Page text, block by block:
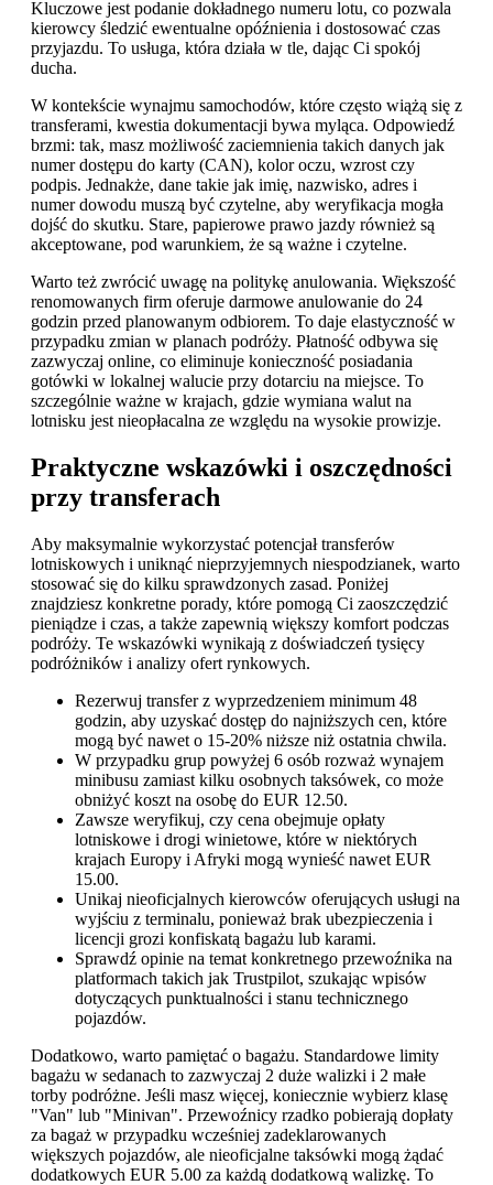
Kluczowe jest podanie dokładnego numeru lotu, co pozwala
kierowcy śledzić ewentualne opóźnienia i dostosować czas
przyjazdu. To usługa, która działa w tle, dając Ci spokój
ducha.
W kontekście wynajmu samochodów, które często wiążą się z
transferami, kwestia dokumentacji bywa myląca. Odpowiedź
brzmi: tak, masz możliwość zaciemnienia takich danych jak
numer dostępu do karty (CAN), kolor oczu, wzrost czy
podpis. Jednakże, dane takie jak imię, nazwisko, adres i
numer dowodu muszą być czytelne, aby weryfikacja mogła
dojść do skutku. Stare, papierowe prawo jazdy również są
akceptowane, pod warunkiem, że są ważne i czytelne.
Warto też zwrócić uwagę na politykę anulowania. Większość
renomowanych firm oferuje darmowe anulowanie do 24
godzin przed planowanym odbiorem. To daje elastyczność w
przypadku zmian w planach podróży. Płatność odbywa się
zazwyczaj online, co eliminuje konieczność posiadania
gotówki w lokalnej walucie przy dotarciu na miejsce. To
szczególnie ważne w krajach, gdzie wymiana walut na
lotnisku jest nieopłacalna ze względu na wysokie prowizje.
Praktyczne wskazówki i oszczędności
przy transferach
Aby maksymalnie wykorzystać potencjał transferów
lotniskowych i uniknąć nieprzyjemnych niespodzianek, warto
stosować się do kilku sprawdzonych zasad. Poniżej
znajdziesz konkretne porady, które pomogą Ci zaoszczędzić
pieniądze i czas, a także zapewnią większy komfort podczas
podróży. Te wskazówki wynikają z doświadczeń tysięcy
podróżników i analizy ofert rynkowych.
Rezerwuj transfer z wyprzedzeniem minimum 48
godzin, aby uzyskać dostęp do najniższych cen, które
mogą być nawet o 15-20% niższe niż ostatnia chwila.
W przypadku grup powyżej 6 osób rozważ wynajem
minibusu zamiast kilku osobnych taksówek, co może
obniżyć koszt na osobę do EUR 12.50.
Zawsze weryfikuj, czy cena obejmuje opłaty
lotniskowe i drogi winietowe, które w niektórych
krajach Europy i Afryki mogą wynieść nawet EUR
15.00.
Unikaj nieoficjalnych kierowców oferujących usługi na
wyjściu z terminalu, ponieważ brak ubezpieczenia i
licencji grozi konfiskatą bagażu lub karami.
Sprawdź opinie na temat konkretnego przewoźnika na
platformach takich jak Trustpilot, szukając wpisów
dotyczących punktualności i stanu technicznego
pojazdów.
Dodatkowo, warto pamiętać o bagażu. Standardowe limity
bagażu w sedanach to zazwyczaj 2 duże walizki i 2 małe
torby podróżne. Jeśli masz więcej, koniecznie wybierz klasę
"Van" lub "Minivan". Przewoźnicy rzadko pobierają dopłaty
za bagaż w przypadku wcześniej zadeklarowanych
większych pojazdów, ale nieoficjalne taksówki mogą żądać
dodatkowych EUR 5.00 za każdą dodatkową walizkę. To